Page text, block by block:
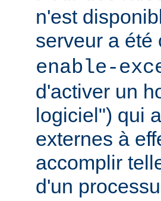
n'est
serveur a
enable-
d'activer un
logiciel") qui
externes à
accomplir
d'un